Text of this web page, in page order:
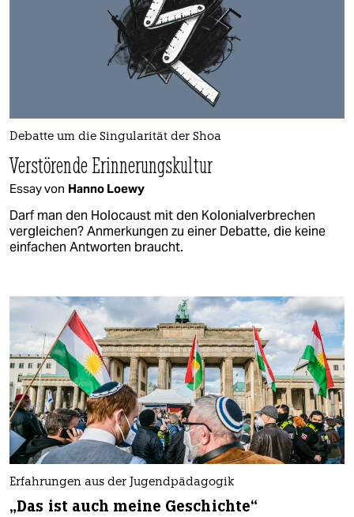
Debatte um die Singularität der Shoa
Verstörende Erinnerungskultur
Essay von Hanno Loewy
Darf man den Holocaust mit den Kolonialverbrechen
vergleichen? Anmerkungen zu einer Debatte, die keine
einfachen Antworten braucht.
Erfahrungen aus der Jugendpädagogik
„Das ist auch meine Geschichte“